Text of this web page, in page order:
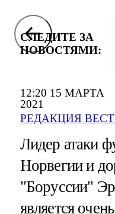
12:20 15 МАРТА
2021
РЕДАКЦИЯ
СЛЕДИТЕ ЗА
НОВОСТЯМИ:
Лидер атаки
Норвегии и
"Боруссии"
является